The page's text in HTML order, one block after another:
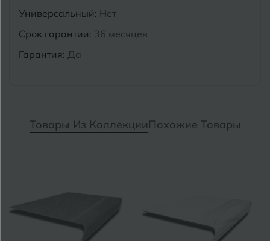
Универсальный: Нет
Срок гарантии: 36 месяцев
Гарантия: Да
Товары Из КоллекцииПохожие Товары